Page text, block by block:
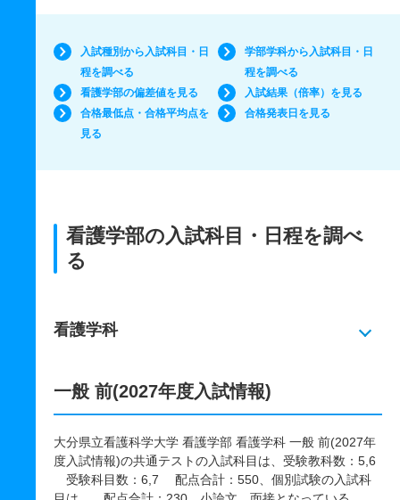
入試種別から入試科目・日
程を調べる
学部学科から入試科目・日
程を調べる
看護学部の偏差値を見る
入試結果（倍率）を見る
合格最低点・合格平均点を
見る
合格発表日を見る
看護学部の入試科目・日程を調べ
る
看護学科
一般 前(2027年度入試情報)
大分県立看護科学大学 看護学部 看護学科 一般 前(2027年
度入試情報)の共通テストの入試科目は、受験教科数：5,6
受験科目数：6,7 配点合計：550、個別試験の入試科